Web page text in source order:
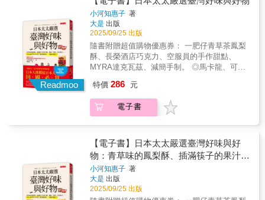
以帶著走的台灣地圖。這不只是一本體驗「感
性台灣」的旅行指南，更是一一封寫給台灣的
美食情書。 & 本書四大特色 ▸全台走透透，17
縣市在地探索精華 主持群親訪北中南東，帶你
看見不在排行榜上的隱藏版小店。 ▸鏡頭後的
真情紀錄 從一碗湯、一句話、一個眼神，看見
老闆的堅持與職人精神。 ▸真誠、有梗、又有
用料理讓旅行更有溫度。 ▸收藏螢幕外的感動
瞬間 把節目的歡笑與回憶，變成一本能重溫的
旅行日記。
之間低調卻驚豔的隱藏版美食，他們以不同視
角，將最在地的滋味帶到讀者眼前。 & 在每一
間店裡，他們細心聆聽老闆的故事。有人傳承
了三代，只為守住一碗家傳滋味；有人日復一
日堅持挑選當令食材，從備料、烹煮到最後的
擺盤，都不容妥協。這些看似簡單的堅持，背
後是一種永保初心、全力以赴的職人精神
&mdash;&mdash;只為了把最好的一道菜，端
持風格，把嚴肅的「美食探索」變得輕鬆有
趣。你會跟著他們的笑聲一起走進巷弄，也會
在字裡行間，感受到職人對料理的執著與用
心。他們把節目裡的笑聲與感動，變成一本可
以帶著走的台灣地圖。這不只是一本體驗「感
性台灣」的旅行指南，更是一一封寫給台灣的
美食情書。 & 本書四大特色 ▸全台走透透，17
縣市在地探索精華 主持群親訪北中南東，帶你
看見不在排行榜上的隱藏版小店。 ▸鏡頭後的
Readmoo
小河知惠子 著
大是 出版
2025/09/25 出版
隨書附贈超值購物優惠券： 一肥仔青草茶鳳梨
酥、長榮酒店巧克力、空服員的手作甜點、
MYRA達克瓦茲、減簡手制。 ◎馬卡龍、可麗
甜點，其實源自法國。 ◎臺灣最代表性伴手禮
是鳳梨酥，但迪化街店家多數推薦芒果乾！ ◎
破布子味道苦澀，連鳥都不吃，如何演變成臺
麼夜市和路邊攤，隨處可見插滿筷子的「果汁
機」？ 作者小河知惠子是料理研究家，2017年
透過料理學校的安排， 向圓山飯店和國賓飯店
的廚師學習了八十多道臺式料理。 熱愛臺灣的
她，最後甚至帶著兒子一起在臺定居。 她說，
臺灣擁有許多讓人感動與驚喜的食物與食材，
特價 286 元
電子書
【電子書】日本太太嚴選臺灣好味與好
物：青草味的鳳梨酥、插滿筷子的果汁
機、滿街「找茶」的年輕人⋯⋯日本人眼
中的 100 種「愛臺灣證明」，你能得幾
分？
小河知惠子 著
大是 出版
2025/09/25 出版